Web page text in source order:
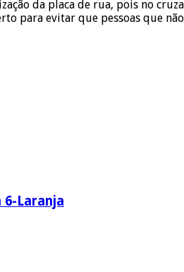
da placa de rua, pois no
para evitar que pessoas que
6-Laranja